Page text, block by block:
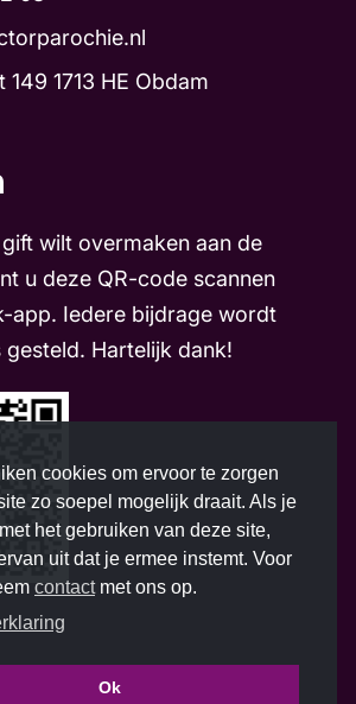
1713 HE Obdam
wilt overmaken aan de
u deze QR-code scannen
app. Iedere bijdrage wordt
Hartelijk dank!
cookies om ervoor te zorgen
zo soepel mogelijk draait. Als je
het gebruiken van deze site,
uit dat je ermee instemt. Voor
contactmet ons op.
Ok